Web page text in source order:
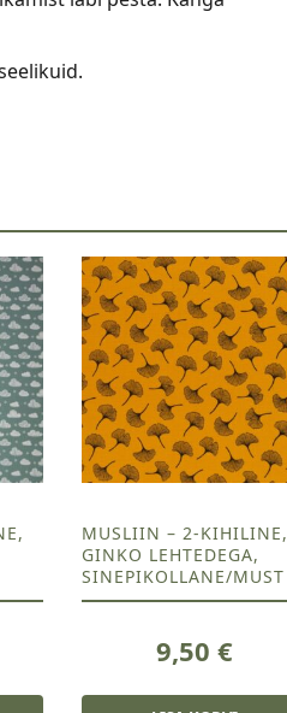
MUSLIIN – 2-KIHILINE,
GINKO LEHTEDEGA,
SINEPIKOLLANE/MUST
9,50 €